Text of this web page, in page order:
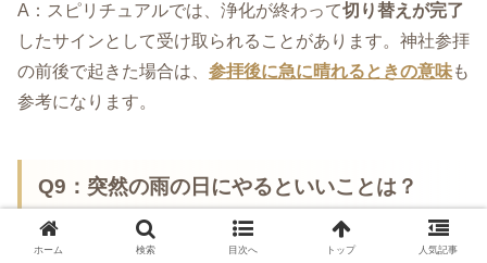
A：スピリチュアルでは、浄化が終わって切り替えが完了
したサインとして受け取られることがあります。神社参拝
の前後で起きた場合は、 参拝後に急に晴れるときの意味も
参考になります。
Q9：突然の雨の日にやるといいことは？
A：おすすめは「体を温める」「不要な情報を切る」「紙
ホーム 検索 目次へ トップ 人気記事